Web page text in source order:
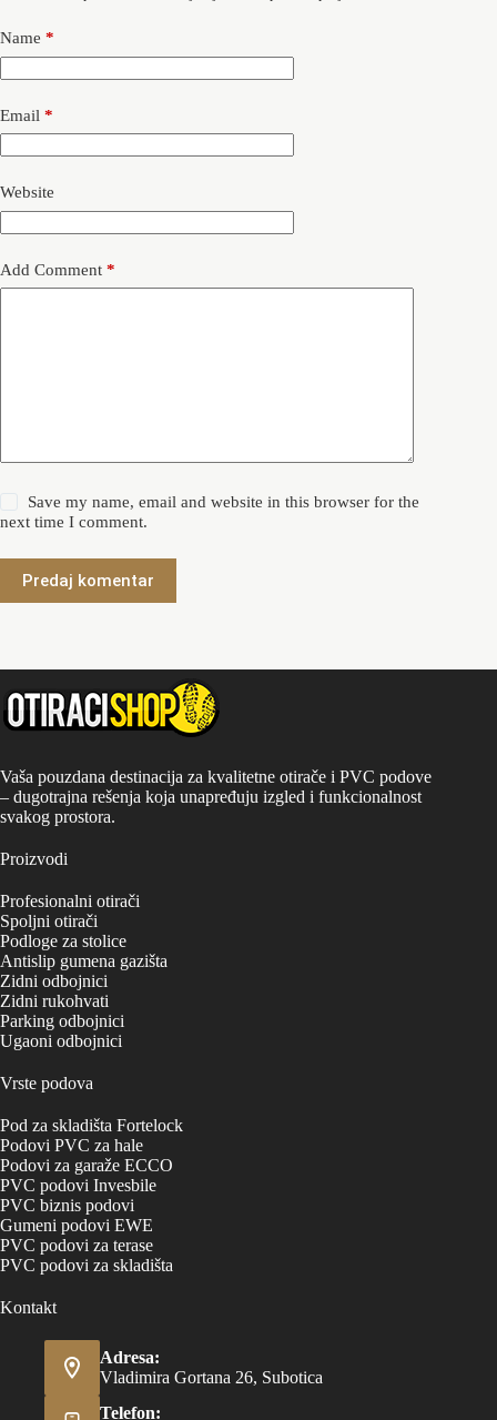
Name *
Email *
Website
Add Comment *
Save my name, email and website in this browser for the
next time I comment.
Predaj komentar
Vaša pouzdana destinacija za kvalitetne otirače i PVC podove
– dugotrajna rešenja koja unapređuju izgled i funkcionalnost
svakog prostora.
Proizvodi
Profesionalni otirači
Spoljni otirači
Podloge za stolice
Antislip gumena gazišta
Zidni odbojnici
Zidni rukohvati
Parking odbojnici
Ugaoni odbojnici
Vrste podova
Pod za skladišta Fortelock
Podovi PVC za hale
Podovi za garaže ECCO
PVC podovi Invesbile
PVC biznis podovi
Gumeni podovi EWE
PVC podovi za terase
PVC podovi za skladišta
Kontakt
Adresa:
Vladimira Gortana 26, Subotica
Telefon: